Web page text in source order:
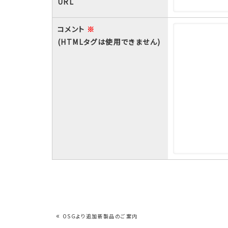
コメント ※
(HTMLタグは使用できません)
« OSGより追加新製品のご案内